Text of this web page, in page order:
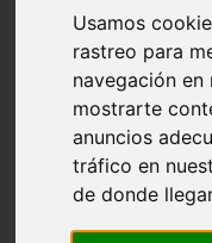
Usamos
rastreo para
navegación en
mostrarte
anuncios
tráfico en
de donde
Málaga - júzcar
Huesca - alquézar
Huesca - castejón-
Lleida - alt-àneu
Córdoba -
Navarra - zangoza
Cantabria - arenas-
Barcelona - la-
Murcia - cartagena